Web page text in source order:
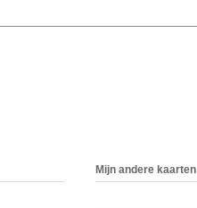
Mijn andere kaarten